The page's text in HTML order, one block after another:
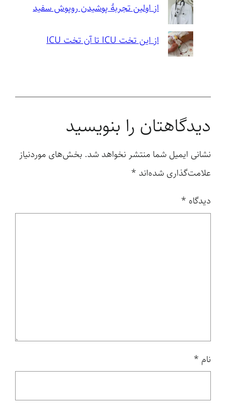
از اولین تجربهٔ پوشیدن روپوش سفید
از این تخت ICU تا آن تخت ICU
دیدگاهتان را بنویسید
نشانی ایمیل شما منتشر نخواهد شد. بخش‌های موردنیاز
علامت‌گذاری شده‌اند *
دیدگاه *
نام *